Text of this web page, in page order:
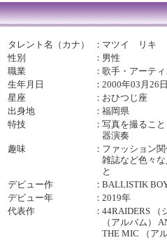
タレント名（カナ） ： マツイ リキ
性別
： 男性
職業
：歌手・アーテ
生年月日
：2000年03月26
星座
： おひつじ座
出身地
：福岡県
特技
：写真を撮る
器演奏
趣味
： ファッショ
雑誌など色々
と
デビュー作
：BALLISTIK
デビュー年
：2019年
代表作
：44RAIDERS （
（アルバム）
THE MIC （ア